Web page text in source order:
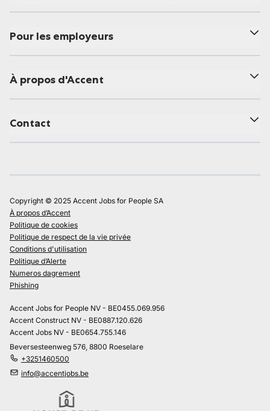
Pour les employeurs
À propos d'Accent
Contact
Copyright © 2025 Accent Jobs for People SA
À propos d’Accent
Politique de cookies
Politique de respect de la vie privée
Conditions d'utilisation
Politique d’Alerte
Numeros dagrement
Phishing
Accent Jobs for People NV - BE0455.069.956
Accent Construct NV - BE0887.120.626
Accent Jobs NV - BE0654.755.146
Beversesteenweg 576, 8800 Roeselare
+3251460500
info@accentjobs.be